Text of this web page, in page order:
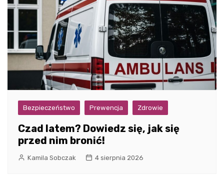
Bezpieczeństwo Prewencja Zdrowie
Czad latem? Dowiedz się, jak się
przed nim bronić!
Kamila Sobczak 4 sierpnia 2026